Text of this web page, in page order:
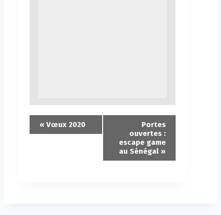
« Vœux 2020
Portes
ouvertes :
escape game
au Sénégal »